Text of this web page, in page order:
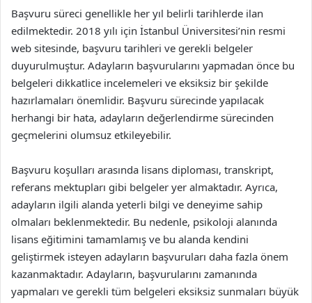
Başvuru süreci genellikle her yıl belirli tarihlerde ilan
edilmektedir. 2018 yılı için İstanbul Üniversitesi’nin resmi
web sitesinde, başvuru tarihleri ve gerekli belgeler
duyurulmuştur. Adayların başvurularını yapmadan önce bu
belgeleri dikkatlice incelemeleri ve eksiksiz bir şekilde
hazırlamaları önemlidir. Başvuru sürecinde yapılacak
herhangi bir hata, adayların değerlendirme sürecinden
geçmelerini olumsuz etkileyebilir.
Başvuru koşulları arasında lisans diploması, transkript,
referans mektupları gibi belgeler yer almaktadır. Ayrıca,
adayların ilgili alanda yeterli bilgi ve deneyime sahip
olmaları beklenmektedir. Bu nedenle, psikoloji alanında
lisans eğitimini tamamlamış ve bu alanda kendini
geliştirmek isteyen adayların başvuruları daha fazla önem
kazanmaktadır. Adayların, başvurularını zamanında
yapmaları ve gerekli tüm belgeleri eksiksiz sunmaları büyük